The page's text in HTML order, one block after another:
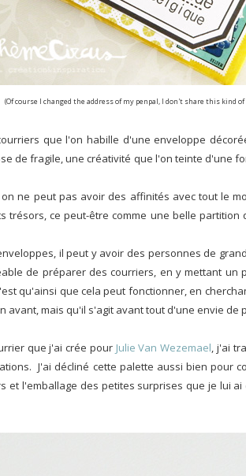
(Of course I changed the address of my penpal, I don't share this kind
que l'on habille d'une enveloppe
de fragile, une créativité que l'on teinte d'une
ne peut pas avoir des affinités avec tout le
trésors, ce peut-être comme une belle
il peut y avoir des personnes de
de préparer des courriers, en y mettant un
qu'ainsi que cela peut fonctionner, en
avant, mais qu'il s'agit avant tout d'une envie de
que j'ai crée pour Julie Van Wezemael, j'ai
J'ai décliné cette palette aussi bien pour
et l'emballage des petites surprises que je lui